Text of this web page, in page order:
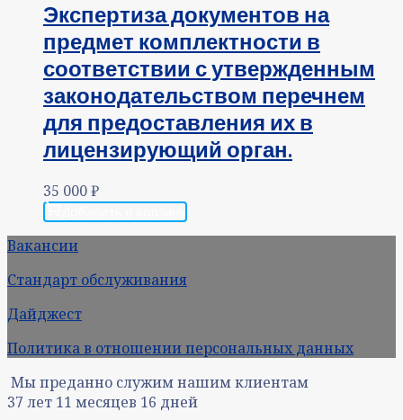
Экспертиза документов на
предмет комплектности в
соответствии с утвержденным
законодательством перечнем
для предоставления их в
лицензирующий орган.
35 000₽
Вакансии
Стандарт обслуживания
Дайджест
Политика в отношении персональных данных
Мы преданно служим нашим клиентам
37 лет 11 месяцев 16 дней